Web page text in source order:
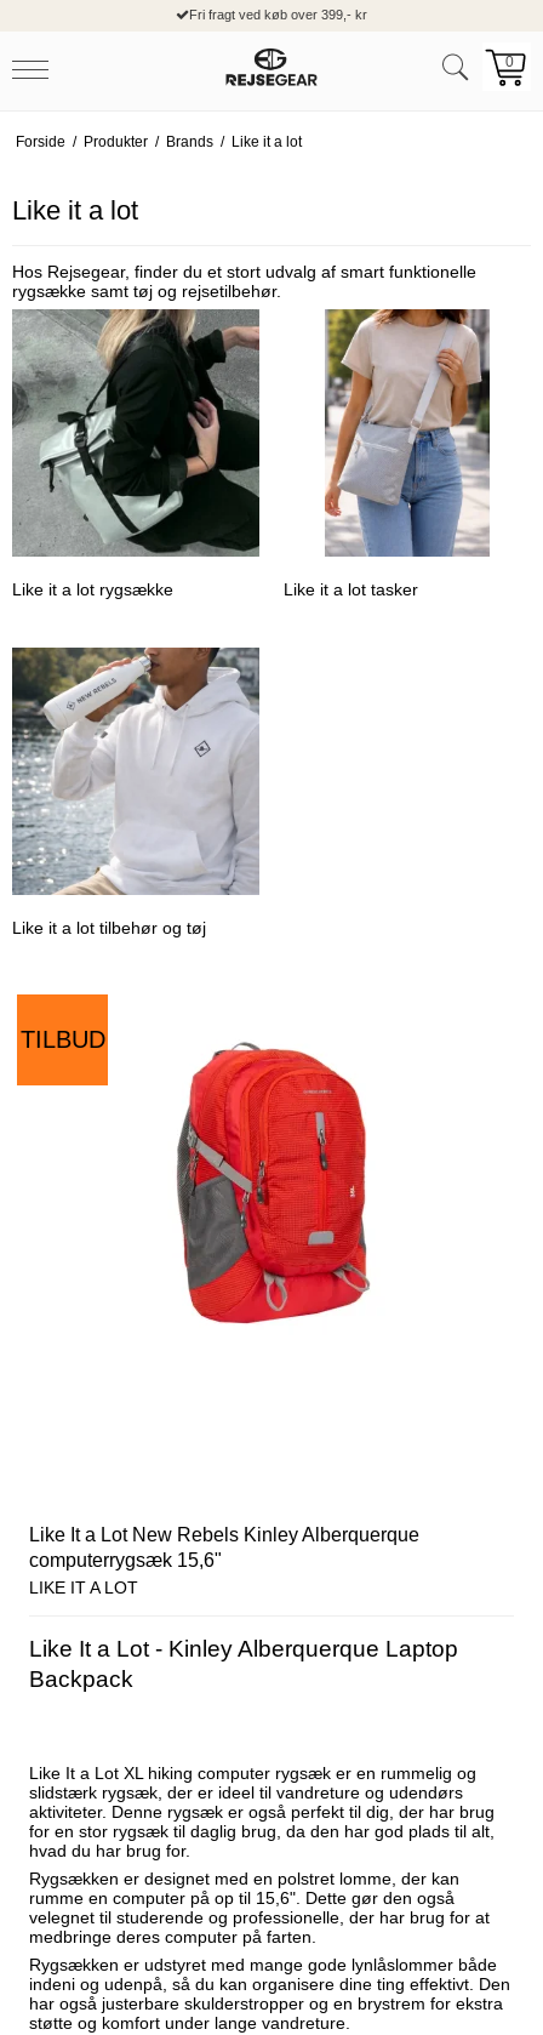
Fri fragt ved køb over 399,- kr
0
Forside / Produkter / Brands / Like it a lot
Like it a lot
Hos Rejsegear, finder du et stort udvalg af smart funktionelle
rygsække samt tøj og rejsetilbehør.
Like it a lot rygsække Like it a lot tasker
Like it a lot tilbehør og tøj
TILBUD
Like It a Lot New Rebels Kinley Alberquerque
computerrygsæk 15,6"
LIKE IT A LOT
Like It a Lot - Kinley Alberquerque Laptop
Backpack
Like It a Lot XL hiking computer rygsæk er en rummelig og
slidstærk rygsæk, der er ideel til vandreture og udendørs
aktiviteter. Denne rygsæk er også perfekt til dig, der har brug
for en stor rygsæk til daglig brug, da den har god plads til alt,
hvad du har brug for.
Rygsækken er designet med en polstret lomme, der kan
rumme en computer på op til 15,6". Dette gør den også
velegnet til studerende og professionelle, der har brug for at
medbringe deres computer på farten.
Rygsækken er udstyret med mange gode lynlåslommer både
indeni og udenpå, så du kan organisere dine ting effektivt. Den
har også justerbare skulderstropper og en brystrem for ekstra
støtte og komfort under lange vandreture.